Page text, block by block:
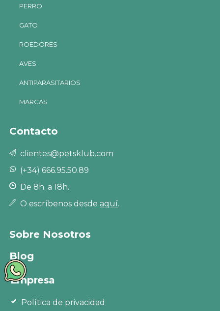
PERRO
GATO
ROEDORES
AVES
ANTIPARASITARIOS
MARCAS
Contacto
clientes@petsklub.com
(+34) 666.95.50.89
De 8h. a 18h.
O escríbenos desdeaquí.
Sobre Nosotros
Blog
Empresa
Política de privacidad